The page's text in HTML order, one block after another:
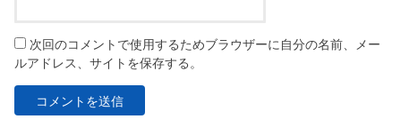
次回のコメントで使用するためブラウザーに自分の名前、メー
ルアドレス、サイトを保存する。